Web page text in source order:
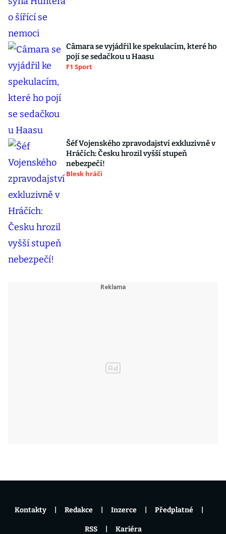
Câmara se vyjádřil ke spekulacím, které ho
pojí se sedačkou u Haasu
F1 Sport
Šéf Vojenského zpravodajství exkluzivně v
Hráčích: Česku hrozil vyšší stupeň
nebezpečí!
Blesk hráči
Kontakty Redakce Inzerce Předplatné
RSS Kariéra